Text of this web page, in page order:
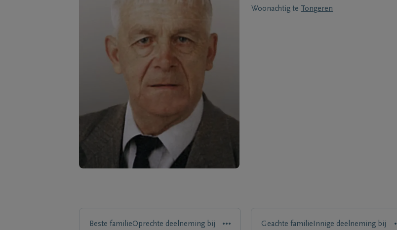
Woonachtig te Tongeren
Beste familieOprechte deelneming bij
Geachte familieInnige deelneming bij